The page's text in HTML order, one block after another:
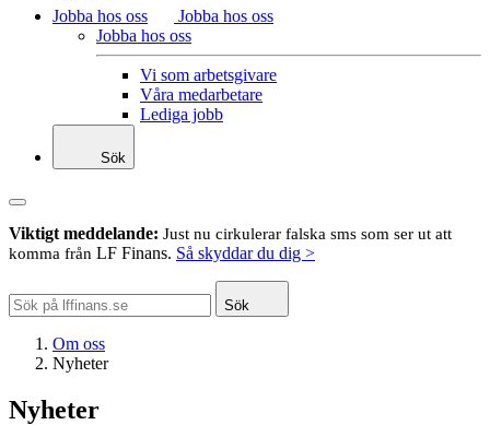
Jobba hos oss
Jobba hos oss
Jobba hos oss
Vi som arbetsgivare
Våra medarbetare
Lediga jobb
Sök
Viktigt meddelande: Just nu cirkulerar falska sms som ser ut att
komma från LF Finans. Så skyddar du dig >
Sök
Om oss
Nyheter
Nyheter